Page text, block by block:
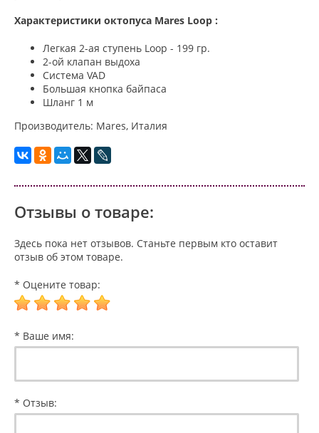
Характеристики октопуса Mares Loop :
Легкая 2-ая ступень Loop - 199 гр.
2-ой клапан выдоха
Система VAD
Большая кнопка байпаса
Шланг 1 м
Производитель: Mares, Италия
Отзывы о товаре:
Здесь пока нет отзывов. Станьте первым кто оставит
отзыв об этом товаре.
* Оцените товар:
* Ваше имя:
* Отзыв: